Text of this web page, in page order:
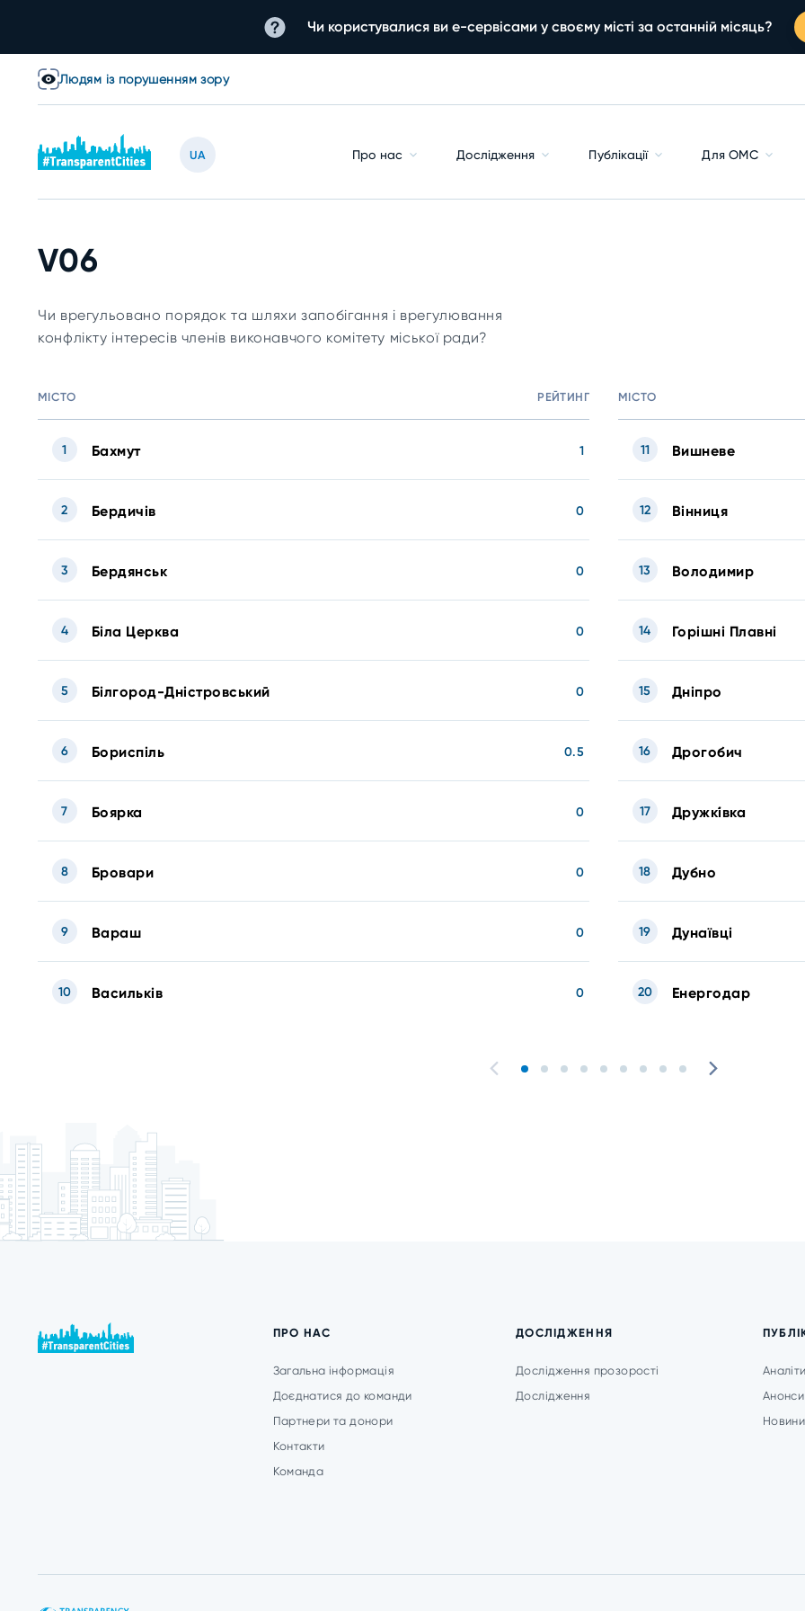
Чи користувалися ви е-сервісами у своєму місті за останній місяць?
Людям із порушенням зору
UA Про нас Дослідження Публікації Для ОМС
V06
Чи врегульовано порядок та шляхи запобігання і врегулювання
конфлікту інтересів членів виконавчого комітету міської ради?
МІСТО РЕЙТИНГ
Бахмут 1
1
Бердичів 0
2
Бердянськ 0
3
Біла Церква 0
4
Білгород-Дністровський 0
5
Бориспіль 0.5
6
Боярка 0
7
Бровари 0
8
Вараш 0
9
Васильків 0
10
МІСТО
Вишневе
11
Вінниця
12
Володимир
13
Горішні Плавні
14
Дніпро
15
Дрогобич
16
Дружкі́вка
17
Дубно
18
Дунаївці
19
Енергодар
20
ПРО НАС
Загальна інформація
Доєднатися до команди
Партнери та донори
Контакти
Команда
ДОСЛІДЖЕННЯ
Дослідження прозорості
Дослідження
Анонси
Новини